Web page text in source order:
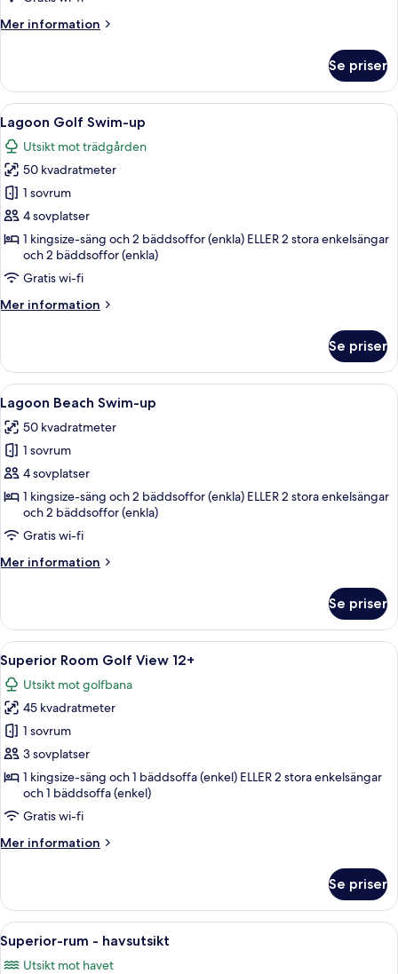
Mer information
Mer
Duplex
Swim-
up
Se priser
Öppna
alla
foton
för
Lagoon
Golf
Swim-
Ett modernt hotellrum med en stor
5
Lagoon Golf Swim-up
Utsikt mot trädgården
50 kvadratmeter
1 sovrum
4 sovplatser
1 kingsize-säng och 2 bäddsoffor (enkla) ELLER 2 stora enkelsängar
och 2 bäddsoffor (enkla)
Gratis wi-fi
Mer information
Mer
Golf
Swim-
up
Se priser
Öppna
alla
foton
för
Lagoon
Beach
Swim-
up
Ett område vid poolen med
5
Lagoon Beach Swim-up
50 kvadratmeter
1 sovrum
4 sovplatser
1 kingsize-säng och 2 bäddsoffor (enkla) ELLER 2 stora enkelsängar
och 2 bäddsoffor (enkla)
Gratis wi-fi
Mer information
Mer
Beach
Swim-
up
Se priser
Öppna
alla
foton
för
Superior
Room
Golf
View
12+
Ett modernt hotellrum med två
5
Superior Room Golf View 12+
Utsikt mot golfbana
45 kvadratmeter
1 sovrum
3 sovplatser
1 kingsize-säng och 1 bäddsoffa (enkel) ELLER 2 stora enkelsängar
och 1 bäddsoffa (enkel)
Gratis wi-fi
Mer information
Mer
Room
Golf
View
12+
Se priser
Öppna
alla
En balkong med utsikt över en
5
Superior-rum - havsutsikt
Utsikt mot havet